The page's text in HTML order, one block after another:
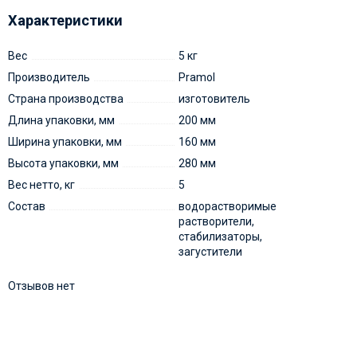
Характеристики
Вес
5 кг
Производитель
Pramol
Страна производства
изготовитель
Длина упаковки, мм
200 мм
Ширина упаковки, мм
160 мм
Высота упаковки, мм
280 мм
Вес нетто, кг
5
Состав
водорастворимые
растворители,
стабилизаторы,
загустители
Отзывов нет